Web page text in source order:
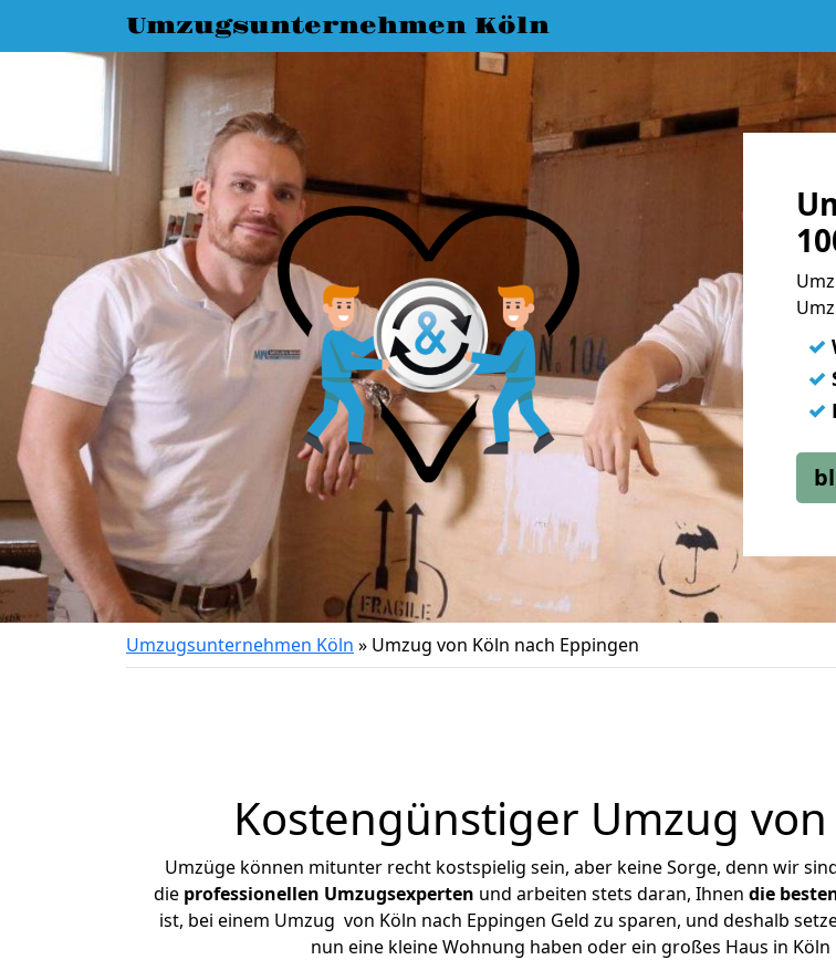
Umzugsunternehmen Köln
✓
✓
✓
Umzugsunternehmen Köln » Umzug von Köln nach Eppingen
Kostengünstiger Umzug
Umzüge können mitunter recht kostspielig sein, aber keine Sorge, denn wir
die professionellen Umzugsexperten und arbeiten stets daran, Ihnen die
ist, bei einem Umzug von Köln nach Eppingen Geld zu sparen, und deshalb
nun eine kleine Wohnung haben oder ein großes Haus in